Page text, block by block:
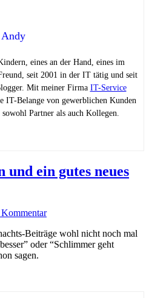
Andy
eines an der Hand, eines im
seit 2001 in der IT tätig und seit
Mit meiner Firma IT-Service
Belange von gewerblichen Kunden
Partner als auch Kollegen.
und ein gutes neues
Kommentar
Beiträge wohl nicht noch mal
oder “Schlimmer geht
sagen.